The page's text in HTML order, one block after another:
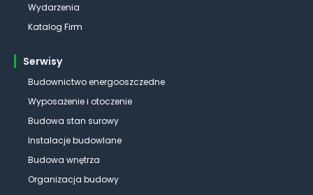
Wydarzenia
Katalog Firm
Serwisy
Budownictwo energooszczedne
Wyposażenie i otoczenie
Budowa stan surowy
Instalacje budowlane
Budowa wnętrza
Organizacja budowy